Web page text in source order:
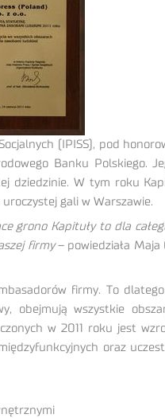
(IPISS), pod
Banku Polskiego.
dziedzinie. W tym roku
gali w Warszawie.
grono Kapituły to dla
firmy– powiedziała Maja
firmy. To
obejmują wszystkie
w 2011 roku jest
oraz